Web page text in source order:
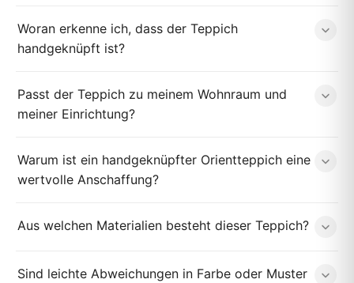
Woran erkenne ich, dass der Teppich
handgeknüpft ist?
Passt der Teppich zu meinem Wohnraum und
meiner Einrichtung?
Warum ist ein handgeknüpfter Orientteppich eine
wertvolle Anschaffung?
Aus welchen Materialien besteht dieser Teppich?
Sind leichte Abweichungen in Farbe oder Muster